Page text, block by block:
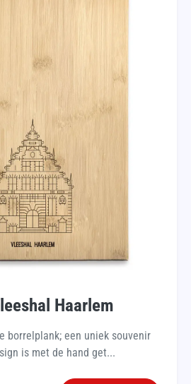
Haarlem
borrelplank; een uniek souvenir
is met de hand get...